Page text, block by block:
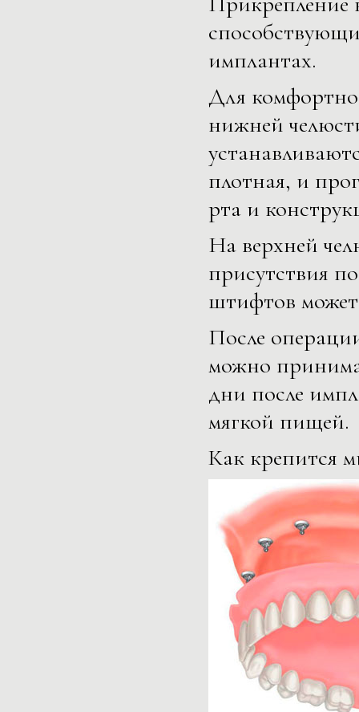
имплантах.
Для
нижней
плотная, и
рта и
На верхней
присутствия
штифтов
После
можно
дни после
мягкой пищей.
Как крепится